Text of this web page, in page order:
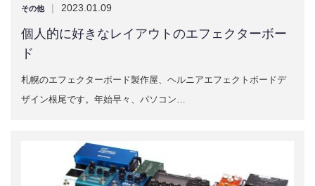
その他 | 2023.01.09
個人的に好きなレイアウトのエフェクターボー
ド
札幌のエフェクターボード製作屋、ヘルニアエフェクトボードデ
ザイン根尾です。年始早々、パソコン…